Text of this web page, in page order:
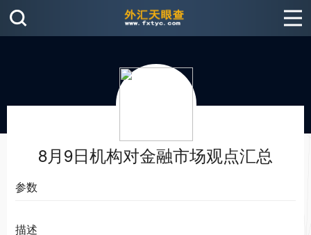
8月9日机构对金融市场观点汇总
参数
描述